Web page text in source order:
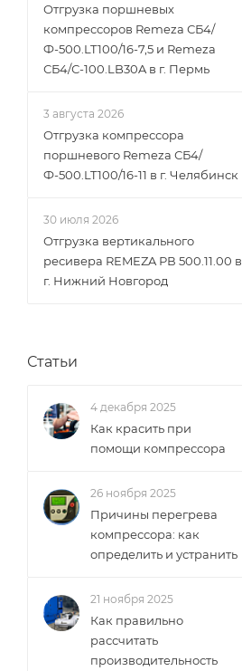
Отгрузка поршневых
компрессоров Remeza СБ4/
Ф-500.LT100/16-7,5 и Remeza
СБ4/С-100.LB30A в г. Пермь
3 августа 2026
Отгрузка компрессора
поршневого Remeza СБ4/
Ф-500.LT100/16-11 в г. Челябинск
30 июля 2026
Отгрузка вертикального
ресивера REMEZA РВ 500.11.00 в
г. Нижний Новгород
Статьи
4 декабря 2025
Как красить при
помощи компрессора
26 ноября 2025
Причины перегрева
компрессора: как
определить и устранить
21 ноября 2025
Как правильно
рассчитать
производительность